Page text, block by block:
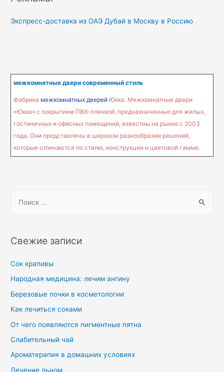
Экспресс-доставка из ОАЭ Дубай в Москву в Россию
межкомнатные двери современный стиль
Фабрика межкомнатных дверей Юкка. Межкомнатные двери
«Юкка» с покрытием ПВХ-пленкой, предназначенные для жилых,
гостиничных и офисных помещений, известны на рынке с 2003
года. Они представлены в широком разнообразии решений,
которые отличаются по стилю, конструкции и цветовой гамме.
Свежие записи
Сок крапивы
Народная медицина: лечим ангину
Березовые почки в косметологии
Как лечиться соками
От чего появляются пигментные пятна
Слабительный чай
Ароматерапия в домашних условиях
Лечение льном